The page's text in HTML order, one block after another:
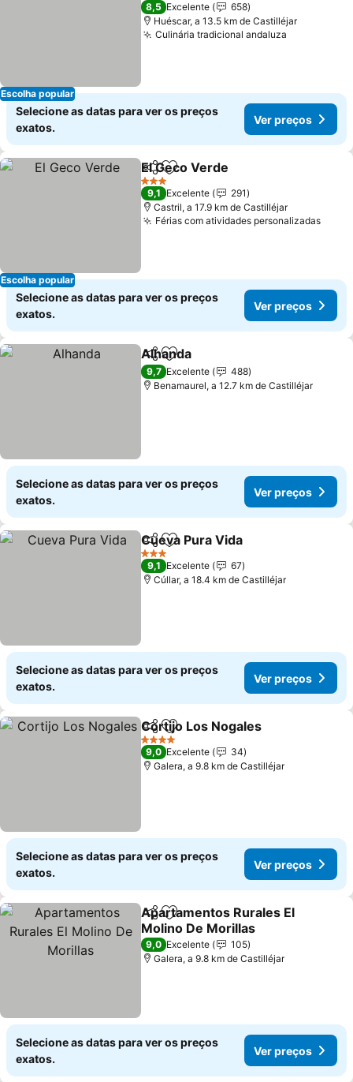
Escolha popular
8,5 Excelente
658
Huéscar, a 13.5 km de Castilléjar
Culinária tradicional andaluza
Selecione as datas para ver os preços
exatos.
Ver preços
Escolha popular
PartilharAdicionar aos favoritos
El Geco Verde
3 Estrelas
9,1 Excelente
291
Castril, a 17.9 km de Castilléjar
Férias com atividades personalizadas
Selecione as datas para ver os preços
exatos.
Ver preços
PartilharAdicionar aos favoritos
Alhanda
9,7 Excelente
488
Benamaurel, a 12.7 km de Castilléjar
Selecione as datas para ver os preços
exatos.
Ver preços
PartilharAdicionar aos favoritos
Cueva Pura Vida
3 Estrelas
9,1 Excelente
67
Cúllar, a 18.4 km de Castilléjar
Selecione as datas para ver os preços
exatos.
Ver preços
PartilharAdicionar aos favoritos
Cortijo Los Nogales
4 Estrelas
9,0 Excelente
34
Galera, a 9.8 km de Castilléjar
Selecione as datas para ver os preços
exatos.
Ver preços
PartilharAdicionar aos favoritos
Apartamentos Rurales El
Molino De Morillas
9,0 Excelente
105
Galera, a 9.8 km de Castilléjar
Selecione as datas para ver os preços
exatos.
Ver preços